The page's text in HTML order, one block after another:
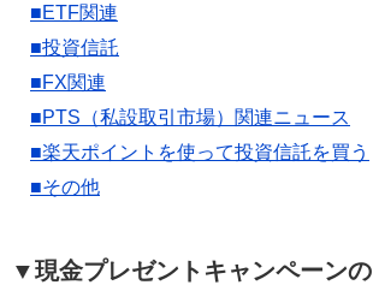
■ETF関連
■投資信託
■FX関連
■PTS（私設取引市場）関連ニュース
■楽天ポイントを使って投資信託を買う
■その他
▼現金プレゼントキャンペーンの